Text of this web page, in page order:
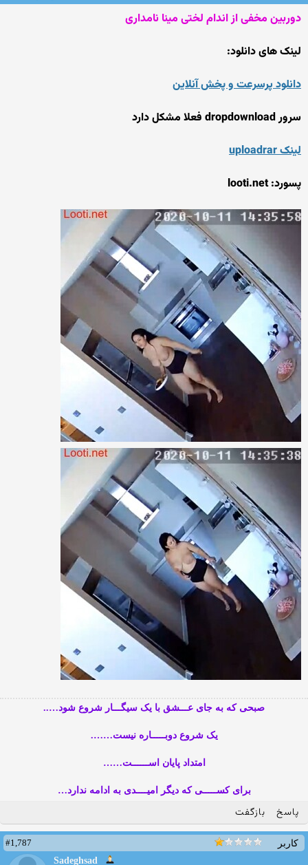
دوربین مخفی از اندام لختی مینا نامداری
لینک های دانلود:
دانلود پرسرعت و پخش آنلاین
سرور dropdownload فعلا مشکل دارد
لینک uploadrar
پسورد: looti.net
صبحی که به جای عـــشق با یک سیگـــار شروع شود…..
یک شروع دوبـــــاره نیست…….
امتداد پایان اســــــت……
برای کســـــی که دیگر امیــــدی به ادامه ندارد…
پاسخ بازگفت
کاربر
#1,787
Sadeghsad